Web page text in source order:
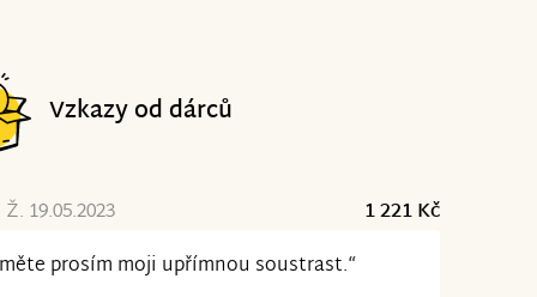
Vzkazy od dárců
19.05.2023
1 221 Kč
prosím moji upřímnou soustrast.“